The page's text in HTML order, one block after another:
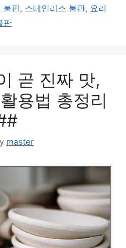
불판, 스테인리스 불판, 요리
판
곧 진짜 맛,
용법 총정리
master